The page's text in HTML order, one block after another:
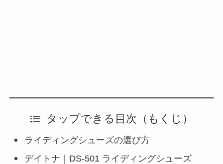
タップできる目次（もくじ）
ライディングシューズの選び方
デイトナ｜DS-501 ライディングシューズ